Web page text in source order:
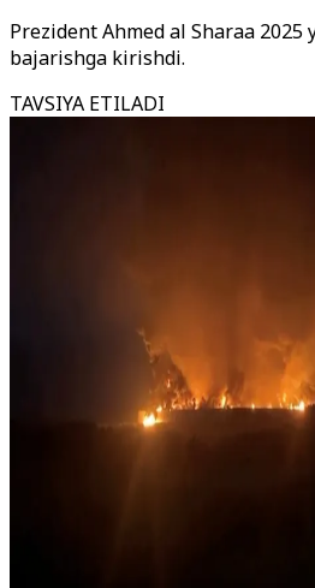
Prezident Ahmed al Sharaa
bajarishga kirishdi.
TAVSIYA ETILADI